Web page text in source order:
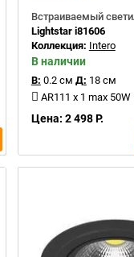
Встраиваемый
Lightstar i81606
Коллекция: Intero
В наличии
В: 0.2 см Д: 18 см
AR111 x 1 max 50W
Цена: 2 498 Р.